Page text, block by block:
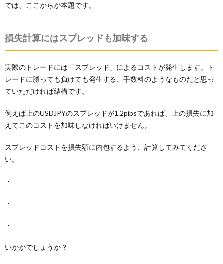
では、ここからが本題です。
損失計算にはスプレッドも加味する
実際のトレードには「スプレッド」によるコストが発生します。ト
レードに勝っても負けても発生する、手数料のようなものだと思っ
ていただければ結構です。
例えば上のUSDJPYのスプレッドが1.2pipsであれば、上の損失に加
えてこのコストを加味しなければいけません。
スプレッドコストを損失額に内包するよう、計算してみてくださ
い。
・
・
・
いかがでしょうか？